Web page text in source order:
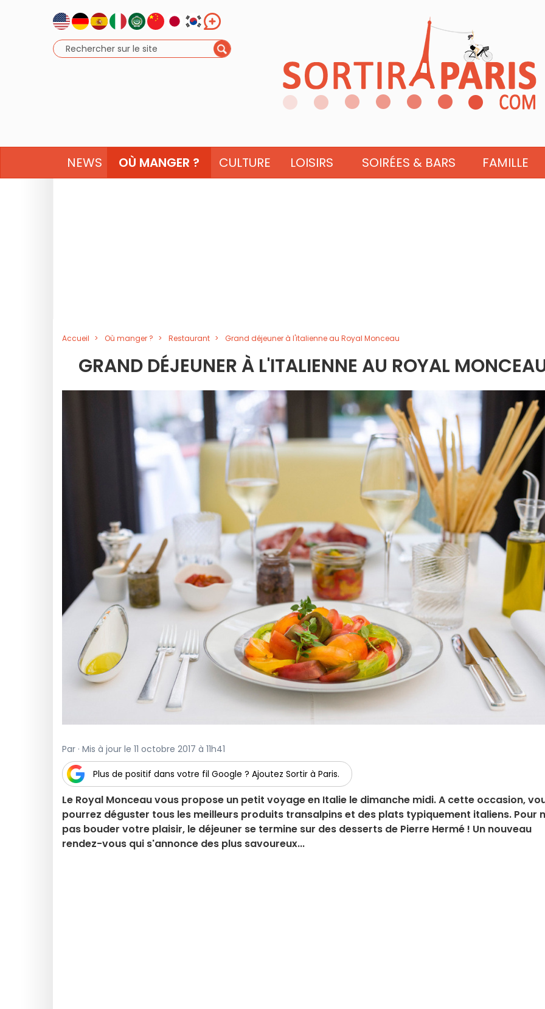
NEWS OÙ MANGER ? CULTURE LOISIRS SOIRÉES & BARS FAMILLE
Accueil Où manger ? Restaurant Grand déjeuner à l'italienne au Royal Monceau
GRAND DÉJEUNER À L'ITALIENNE AU ROYAL
Par · Mis à jour le 11 octobre 2017 à 11h41
Plus de positif dans votre fil Google ? Ajoutez Sortir à Paris.
Le Royal Monceau vous propose un petit voyage en Italie le dimanche midi. A cette occasion,
pourrez déguster tous les meilleurs produits transalpins et des plats typiquement italiens. Pour
pas bouder votre plaisir, le déjeuner se termine sur des desserts de Pierre Hermé ! Un nouveau
rendez-vous qui s'annonce des plus savoureux...